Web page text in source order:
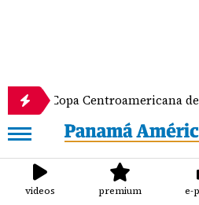
Centroamericana de la
videos premium e-